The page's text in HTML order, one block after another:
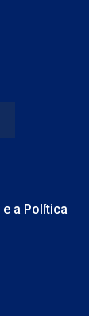
e a Política